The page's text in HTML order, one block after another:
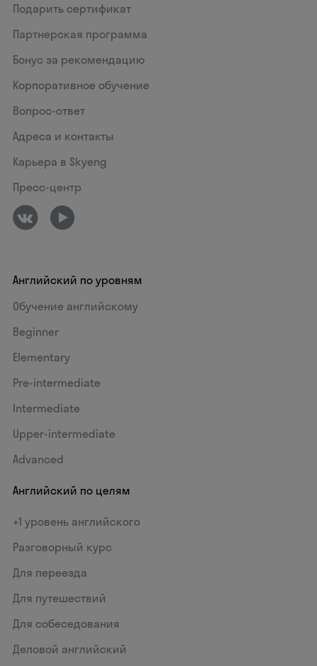
Подарить сертификат
Партнерская программа
Бонус за рекомендацию
Корпоративное обучение
Вопрос-ответ
Адреса и контакты
Карьера в Skyeng
Пресс-центр
Английский по уровням
Обучение английскому
Beginner
Elementary
Pre-intermediate
Intermediate
Upper-intermediate
Advanced
Английский по целям
+1 уровень английского
Разговорный курс
Для переезда
Для путешествий
Для собеседования
Деловой английский